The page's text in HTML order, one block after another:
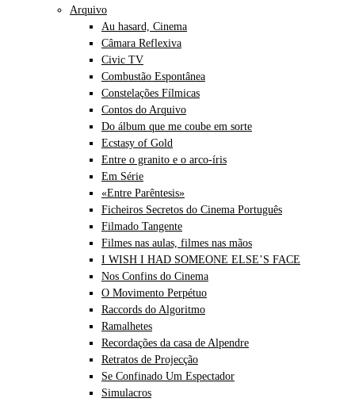
Arquivo
Au hasard, Cinema
Câmara Reflexiva
Civic TV
Combustão Espontânea
Constelações Fílmicas
Contos do Arquivo
Do álbum que me coube em sorte
Ecstasy of Gold
Entre o granito e o arco-íris
Em Série
«Entre Parêntesis»
Ficheiros Secretos do Cinema Português
Filmado Tangente
Filmes nas aulas, filmes nas mãos
I WISH I HAD SOMEONE ELSE’S FACE
Nos Confins do Cinema
O Movimento Perpétuo
Raccords do Algoritmo
Ramalhetes
Recordações da casa de Alpendre
Retratos de Projecção
Se Confinado Um Espectador
Simulacros